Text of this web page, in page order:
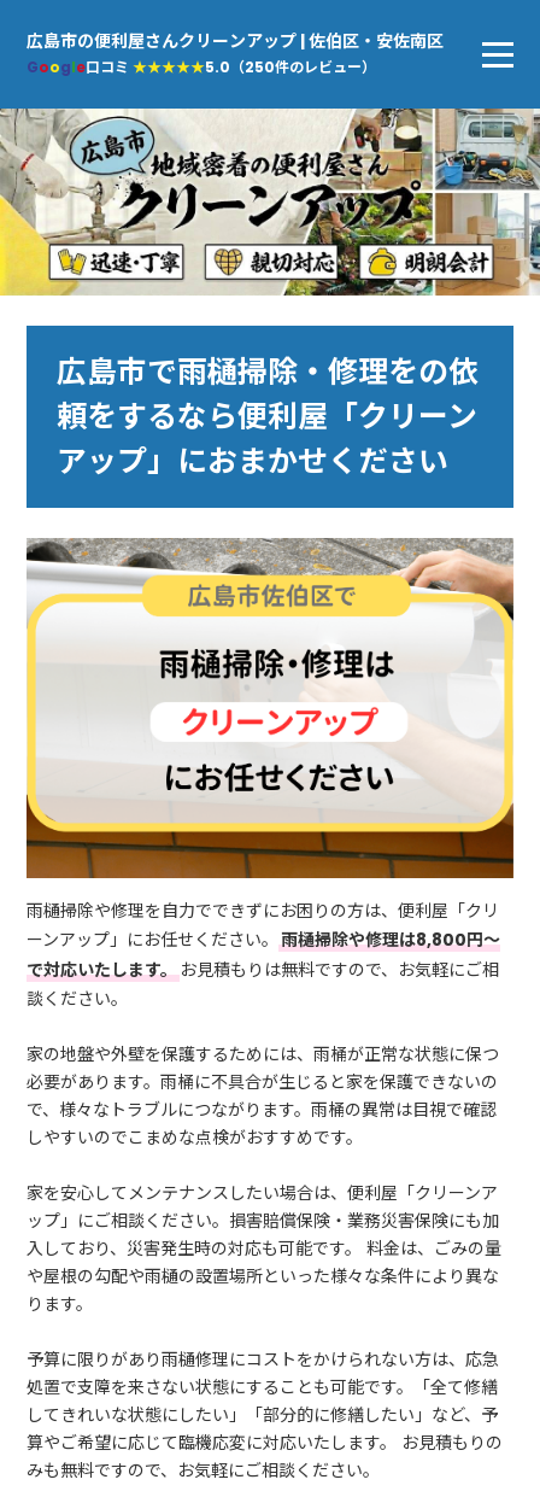
広島市の便利屋さんクリーンアップ | 佐伯区・安佐南区
Google口コミ★★★★★5.0（250件のレビュー）
広島市で雨樋掃除・修理をの依
頼をするなら便利屋「クリーン
アップ」におまかせください
雨樋掃除や修理を自力でできずにお困りの方は、便利屋「クリ
ーンアップ」にお任せください。雨樋掃除や修理は8,800円～
で対応いたします。お見積もりは無料ですので、お気軽にご相
談ください。
家の地盤や外壁を保護するためには、雨桶が正常な状態に保つ
必要があります。雨桶に不具合が生じると家を保護できないの
で、様々なトラブルにつながります。雨桶の異常は目視で確認
しやすいのでこまめな点検がおすすめです。
家を安心してメンテナンスしたい場合は、便利屋「クリーンア
ップ」にご相談ください。損害賠償保険・業務災害保険にも加
入しており、災害発生時の対応も可能です。 料金は、ごみの量
や屋根の勾配や雨樋の設置場所といった様々な条件により異な
ります。
予算に限りがあり雨樋修理にコストをかけられない方は、応急
処置で支障を来さない状態にすることも可能です。「全て修繕
してきれいな状態にしたい」「部分的に修繕したい」など、予
算やご希望に応じて臨機応変に対応いたします。 お見積もりの
みも無料ですので、お気軽にご相談ください。